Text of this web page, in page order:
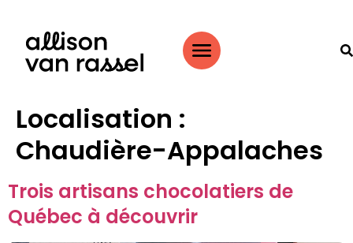
Localisation :
Chaudière-Appalaches
Trois artisans chocolatiers de
Québec à découvrir